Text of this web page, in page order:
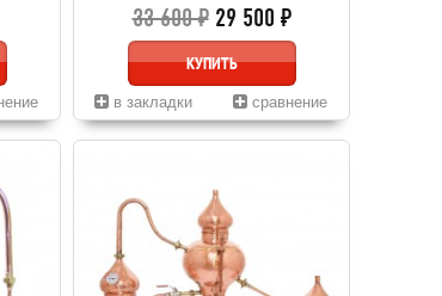
33 600 ₽ 29 500 ₽
КУПИТЬ
в закладки сравнение